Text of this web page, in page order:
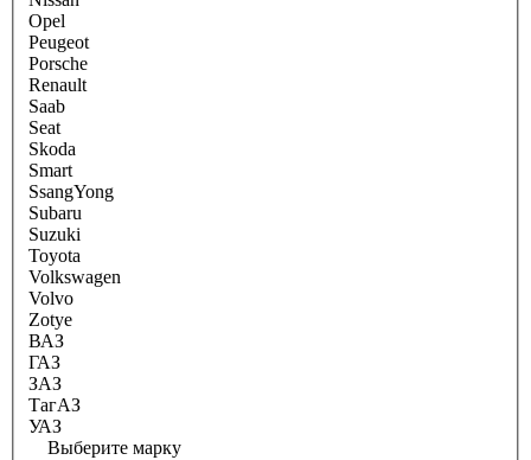
Opel
Peugeot
Porsche
Renault
Saab
Seat
Skoda
Smart
SsangYong
Subaru
Suzuki
Toyota
Volkswagen
Volvo
Zotye
ВАЗ
ГАЗ
ЗАЗ
ТагАЗ
УАЗ
Выберите марку